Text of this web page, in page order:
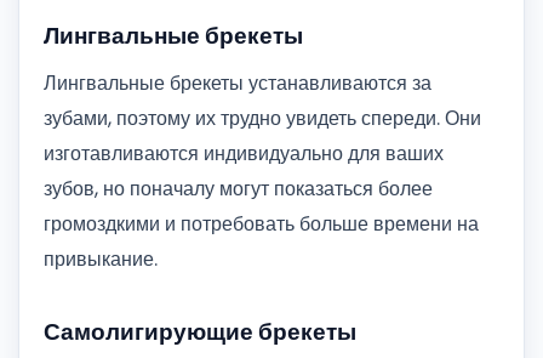
Лингвальные брекеты
Лингвальные брекеты устанавливаются за
зубами, поэтому их трудно увидеть спереди. Они
изготавливаются индивидуально для ваших
зубов, но поначалу могут показаться более
громоздкими и потребовать больше времени на
привыкание.
Самолигирующие брекеты